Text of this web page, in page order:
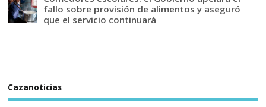
fallo sobre provisión de alimentos y aseguró
que el servicio continuará
Cazanoticias